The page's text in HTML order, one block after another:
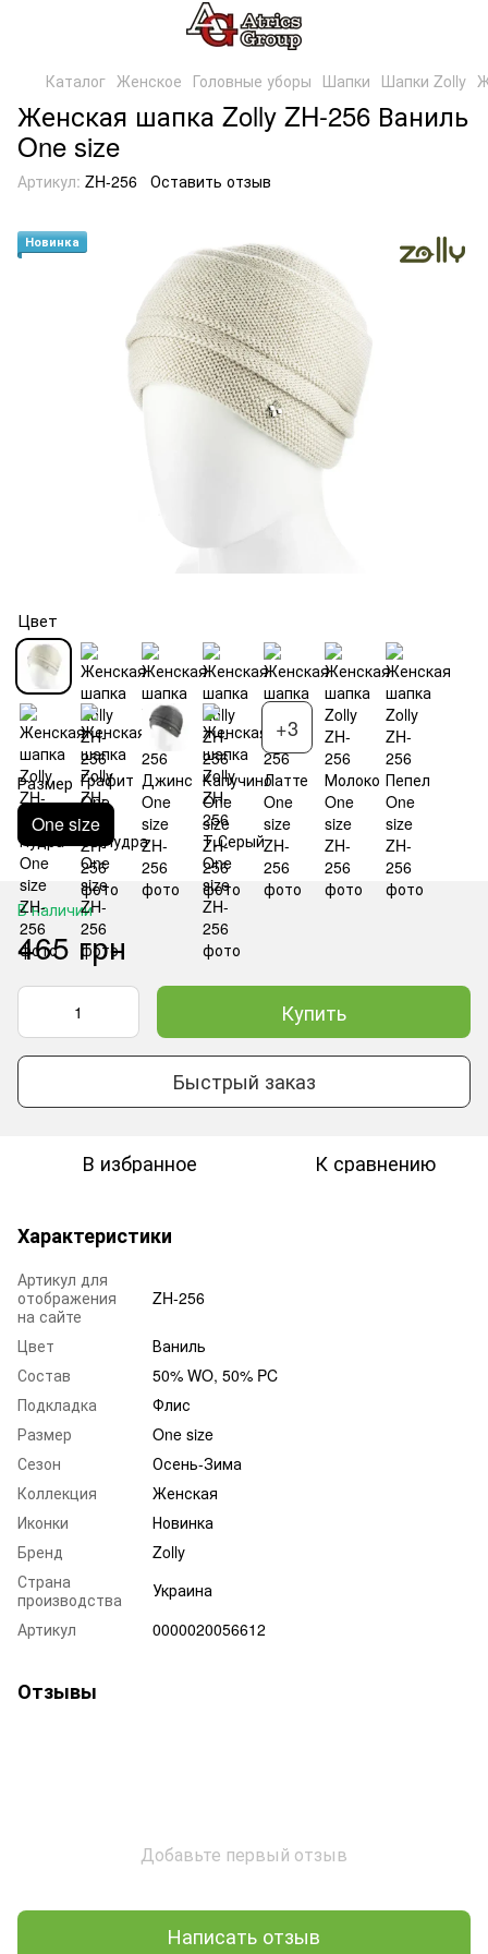
Каталог Женское Головные уборы Шапки Шапки Zolly
Женская шапка Zolly ZH-256 Ваниль
One size
Артикул: ZH-256 Оставить отзыв
Новинка
Цвет
+3
Размер
One size
В наличии
465 грн
Купить
Быстрый заказ
В избранное К сравнению
Характеристики
Артикул для
отображения
на сайте
ZH-256
Цвет
Ваниль
Состав
50% WO, 50% PC
Подкладка
Флис
Размер
One size
Сезон
Осень-Зима
Коллекция
Женская
Иконки
Новинка
Бренд
Zolly
Страна
производства
Украина
Артикул
0000020056612
Отзывы
Добавьте первый отзыв
Написать отзыв